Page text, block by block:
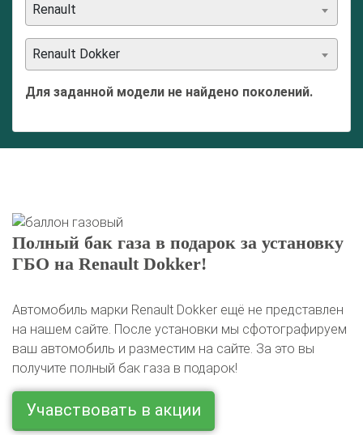
Renault
Renault Dokker
Для заданной модели не найдено поколений.
Полный бак газа в подарок за установку
ГБО на Renault Dokker!
Автомобиль марки Renault Dokker ещё не представлен
на нашем сайте. После установки мы сфотографируем
ваш автомобиль и разместим на сайте. За это вы
получите полный бак газа в подарок!
Учавствовать в акции